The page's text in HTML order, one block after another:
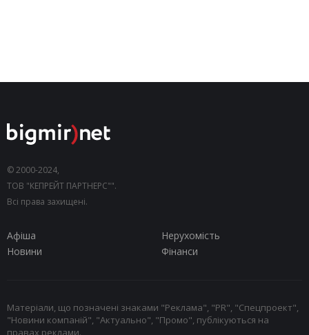
© 2000-2024,
ТОВ "КЕПРЕЙТ ПАРТНЕРС"".
Всі права захищені.
Афіша
Нерухомість
Новини
Фінанси
Матеріали, що позначені знаками "Реклама", "PR", "Спецпроект",
"Новини компаній", "Актуально", "Промо", публікуються на
правах реклами.